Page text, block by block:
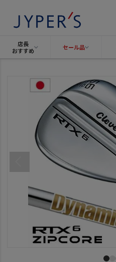
店長
おすすめ
セール品